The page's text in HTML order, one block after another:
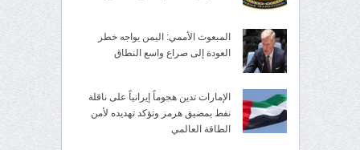
المبعوث الأممي: اليمن يواجه خطر
العودة إلى صراع واسع النطاق
الإمارات تدين هجوماً إيرانياً على ناقلة
نفط بمضيق هرمز وتؤكد تهديده لأمن
الطاقة العالمي